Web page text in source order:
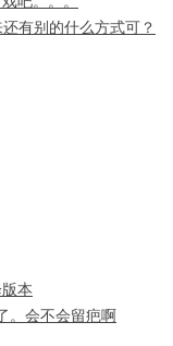
有别的什么方式可？
本
。会不会留疤啊